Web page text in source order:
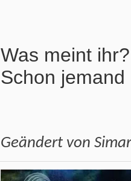
Was meint ihr?
Schon
Geändert von